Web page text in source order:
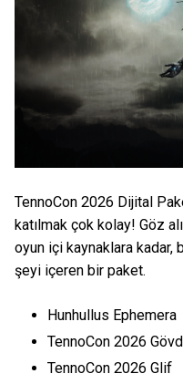
TennoCon 2026 Dijital
katılmak çok kolay! Göz
oyun içi kaynaklara kadar,
şeyi içeren bir paket.
Hunhullus Ephemera
TennoCon 2026
TennoCon 2026 Glif